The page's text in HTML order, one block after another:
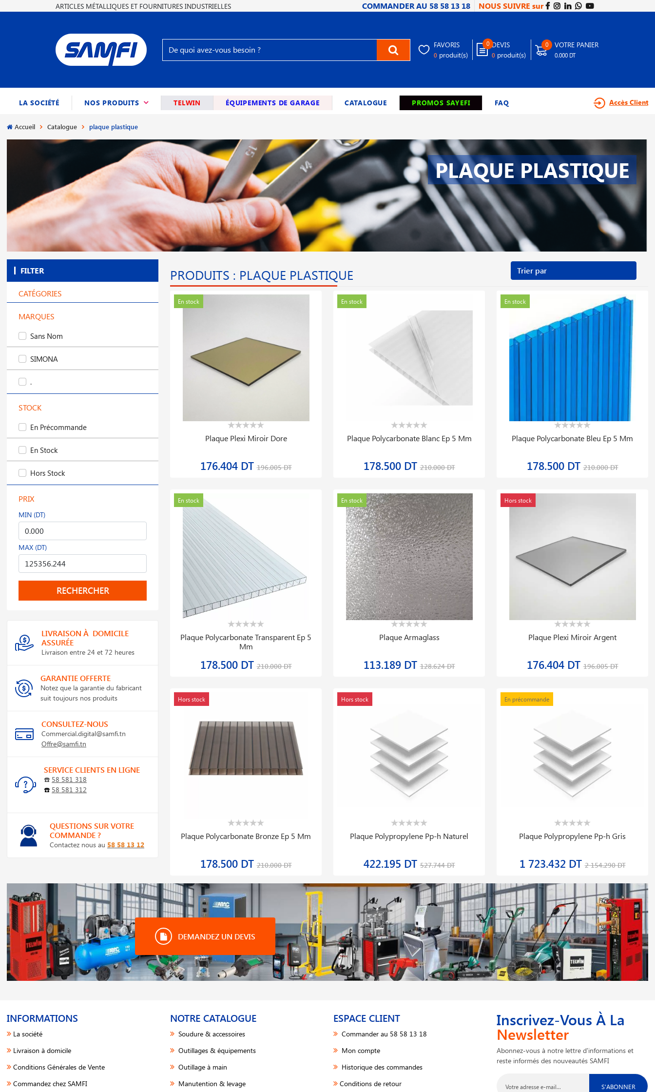
ARTICLES MÉTALLIQUES ET FOURNITURES INDUSTRIELLES COMMANDER AU 58 58 13 18 NOUS SUIVRE sur
FAVORIS
0 produit(s)
0 DEVIS
0 produit(s)
0 VOTRE PANIER
0.000 DT
LA SOCIÉTÉ NOS PRODUITS (CURRENT)TELWIN ÉQUIPEMENTS DE GARAGE CATALOGUE PROMOS SAYEFI FAQ Accès Client
Accueil Catalogue plaque plastique
PLAQUE PLASTIQUE
FILTER
CATÉGORIES
MARQUES
Sans Nom
SIMONA
.
STOCK
En Précommande
En Stock
Hors Stock
PRIX
MIN (DT)
MAX (DT)
RECHERCHER
LIVRAISON À DOMICILE
ASSURÉE
Livraison entre 24 et 72 heures
GARANTIE OFFERTE
Notez que la garantie du fabricant
suit toujours nos produits
CONSULTEZ-NOUS
Commercial.digital@samfi.tn
Offre@samfi.tn
SERVICE CLIENTS EN LIGNE
☎️ 58 581 318
☎️ 58 581 312
QUESTIONS SUR VOTRE
COMMANDE ?
Contactez nous au 58 58 13 12
PRODUITS : PLAQUE PLASTIQUE
En stock
Plaque Plexi Miroir Dore
176.404 DT196.005 DT
En stock
Plaque Polycarbonate Blanc Ep 5 Mm
178.500 DT210.000 DT
En stock
Plaque Polycarbonate Bleu Ep 5 Mm
178.500 DT210.000 DT
En stock
Plaque Polycarbonate Transparent Ep 5
Mm
178.500 DT210.000 DT
En stock
Plaque Armaglass
113.189 DT128.624 DT
Hors stock
Plaque Plexi Miroir Argent
176.404 DT196.005 DT
Hors stock
Plaque Polycarbonate Bronze Ep 5 Mm
178.500 DT210.000 DT
Hors stock
Plaque Polypropylene Pp-h Naturel
422.195 DT527.744 DT
En précommande
Plaque Polypropylene Pp-h Gris
1 723.432 DT2 154.290 DT
DEMANDEZ UN DEVIS
INFORMATIONS
La société
Livraison à domicile
Conditions Générales de Vente
Commandez chez SAMFI
NOTRE CATALOGUE
Soudure & accessoires
Outillages & équipements
Outillage à main
Manutention & levage
ESPACE CLIENT
Commander au 58 58 13 18
Mon compte
Historique des commandes
Conditions de retour
Inscrivez-Vous À La
Newsletter
Abonnez-vous à notre lettre d'informations et
reste informés des nouveautés SAMFI
S'ABONNER